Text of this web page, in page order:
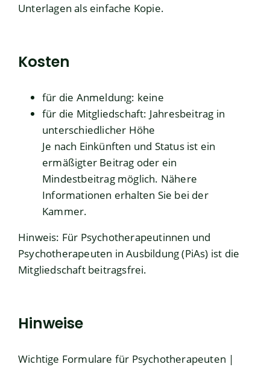
Unterlagen als einfache Kopie.
Kosten
für die Anmeldung: keine
für die Mitgliedschaft: Jahresbeitrag in
unterschiedlicher Höhe
Je nach Einkünften und Status ist ein
ermäßigter Beitrag oder ein
Mindestbeitrag möglich. Nähere
Informationen erhalten Sie bei der
Kammer.
Hinweis: Für Psychotherapeutinnen und
Psychotherapeuten in Ausbildung (PiAs) ist die
Mitgliedschaft beitragsfrei.
Hinweise
Wichtige Formulare für Psychotherapeuten |